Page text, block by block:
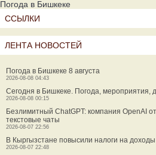
Погода в Бишкеке
ССЫЛКИ
ЛЕНТА НОВОСТЕЙ
Погода в Бишкеке 8 августа
2026-08-08 04:43
Сегодня в Бишкеке. Погода, мероприятия,
2026-08-08 00:15
Безлимитный ChatGPT: компания OpenAI
текстовые чаты
2026-08-07 22:56
В Кыргызстане повысили налоги на
2026-08-07 22:48